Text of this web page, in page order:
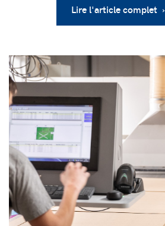
Lire l'article complet ›